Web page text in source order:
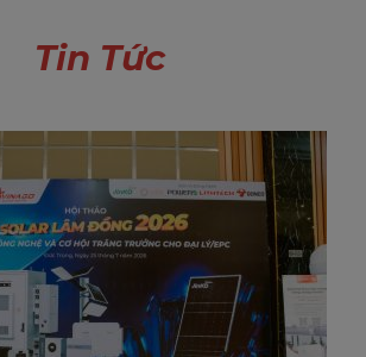
Tin Tức